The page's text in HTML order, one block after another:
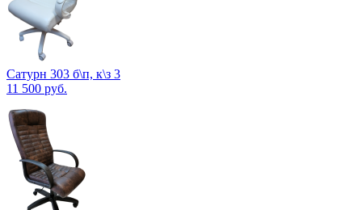
Сатурн 303 б\п, к\з 3
11 500 руб.